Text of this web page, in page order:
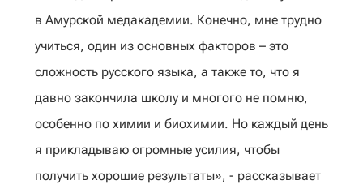
в Амурской медакадемии. Конечно, мне трудно
учиться, один из основных факторов – это
сложность русского языка, а также то, что я
давно закончила школу и многого не помню,
особенно по химии и биохимии. Но каждый день
я прикладываю огромные усилия, чтобы
получить хорошие результаты», - рассказывает